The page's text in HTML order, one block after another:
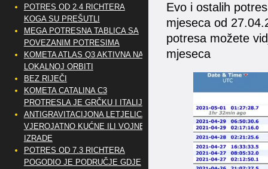
Evo i ostalih
mjeseca od
potresa možete
mjeseca
POTRES OD 2.4 RICHTERA
KOGA SU PREŠUTLI
MEGA POTRESNA TABLICA SA
POVEZANIM POTRESIMA
KOMETA ATLAS Q3 AKTIVNA NA
LOKALNOJ ORBITI
BEZ RIJEČI
KOMETA CATALINA C3
PROTRESLA JE GRČKU I ITALIJU
ANTIGRAVITACIJONA LETJELICA
VJEROJATNO KUĆNE ILI VOJNE
IZRADE
POTRES OD 7.3 RICHTERA
POGODIO JE PODRUČJE GDJE